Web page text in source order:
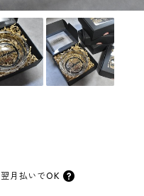
翌月払いでOK